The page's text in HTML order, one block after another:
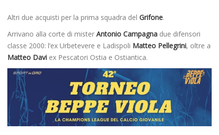
Altri due acquisti per la prima squadra del Grifone.
Arrivano alla corte di mister Antonio Campagna due difensori
classe 2000: l’ex Urbetevere e Ladispoli Matteo Pellegrini, oltre a
Matteo Davi ex Pescatori Ostia e Ostiantica.